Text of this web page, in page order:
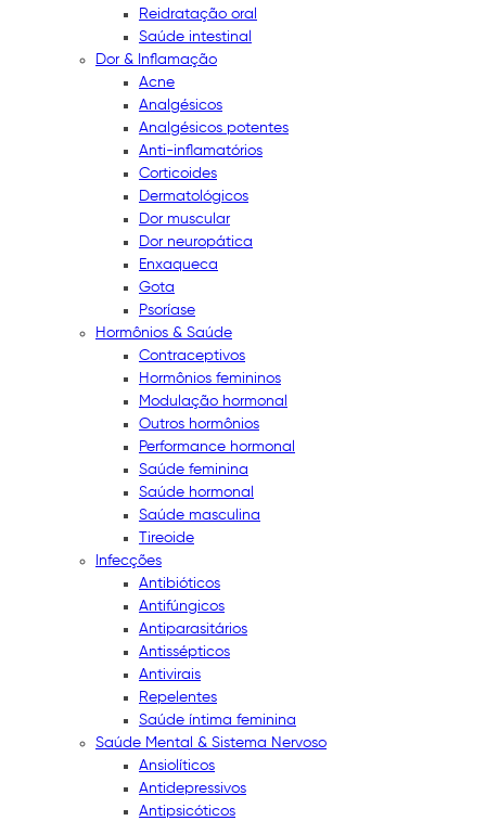
Reidratação oral
Saúde intestinal
Dor & Inflamação
Acne
Analgésicos
Analgésicos potentes
Anti-inflamatórios
Corticoides
Dermatológicos
Dor muscular
Dor neuropática
Enxaqueca
Gota
Psoríase
Hormônios & Saúde
Contraceptivos
Hormônios femininos
Modulação hormonal
Outros hormônios
Performance hormonal
Saúde feminina
Saúde hormonal
Saúde masculina
Tireoide
Infecções
Antibióticos
Antifúngicos
Antiparasitários
Antissépticos
Antivirais
Repelentes
Saúde íntima feminina
Saúde Mental & Sistema Nervoso
Ansiolíticos
Antidepressivos
Antipsicóticos